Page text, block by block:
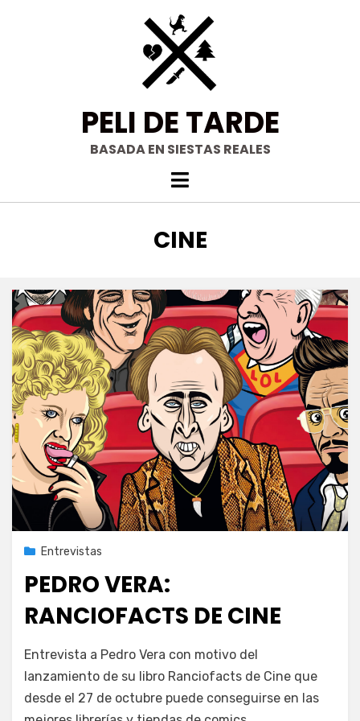
PELI DE TARDE
BASADA EN SIESTAS REALES
ETIQUETA
:
CINE
Publicada
2 de noviembre de 2022
Entrevistas
PEDRO VERA:
RANCIOFACTS DE CINE
por PeliDeTarde
Deja un comentario en
VERA:
RANCIOFACTS
DE
Entrevista a Pedro Vera con motivo del
lanzamiento de su libro Ranciofacts de Cine que
desde el 27 de octubre puede conseguirse en las